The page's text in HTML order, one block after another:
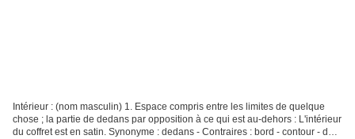
Intérieur : (nom masculin) 1. Espace compris entre les limites de quelque
chose ; la partie de dedans par opposition à ce qui est au-dehors : L'intérieur
du coffret est en satin. Synonyme : dedans - Contraires : bord - contour - dos